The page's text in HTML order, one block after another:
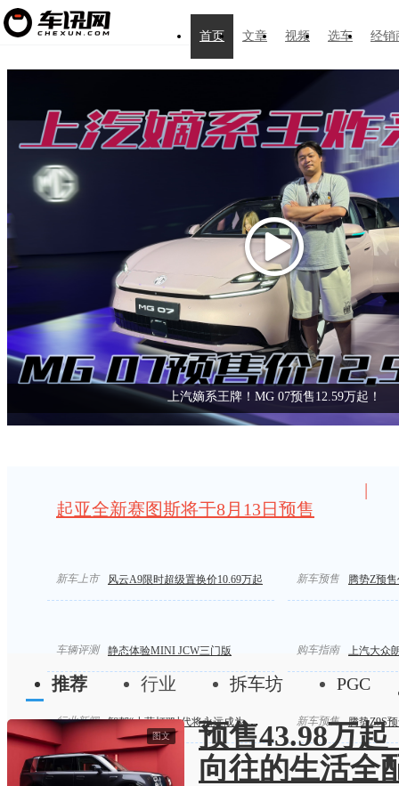
首页 文章 视频 选车 经销
上汽嫡系王牌！MG 07预售12.59万起！
能上路的卡丁车！JCW开起来真的乐趣十足！ 新一代梅赛德
起亚全新赛图斯将于8月13日预售
|
新车上市 风云A9限时超级置换价10.69万起 新车预售 腾势Z预
车辆评测 静态体验MINI JCW三门版 购车指南 上汽大众
行业新闻 智驾“小蓝灯”时代将永远成为历史 新车预售 腾势Z9S
推荐 行业 拆车坊 PGC
图文
预售43.98万
向往的生活全